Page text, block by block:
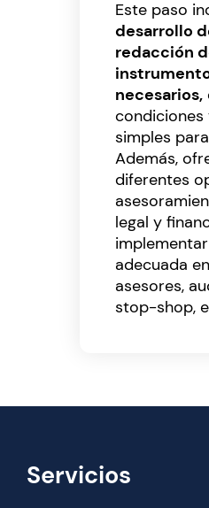
Este paso
desarrollo
redacción
necesarios,
condiciones
simples
Además,
diferentes
legal y
adecuada
asesores,
stop-shop,
Servicios